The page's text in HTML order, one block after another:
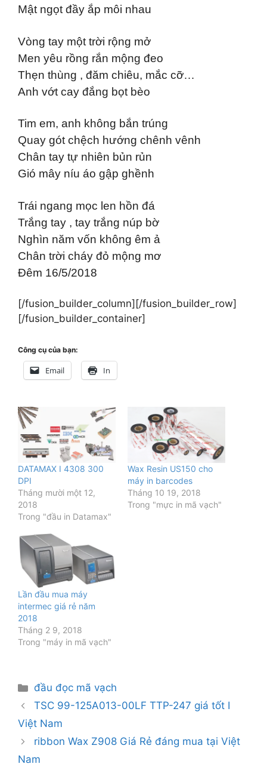
Mật ngọt đầy ắp môi nhau
Vòng tay một trời rộng mở
Men yêu rồng rắn mộng đeo
Thẹn thùng , đăm chiêu, mắc cỡ…
Anh vớt cay đắng bọt bèo
Tim em, anh không bắn trúng
Quay gót chệch hướng chênh vênh
Chân tay tự nhiên bủn rủn
Gió mây níu áo gập ghềnh
Trái ngang mọc len hồn đá
Trắng tay , tay trắng núp bờ
Nghìn năm vốn không êm ả
Chân trời cháy đỏ mộng mơ
Đêm 16/5/2018
[/fusion_builder_column][/fusion_builder_row]
[/fusion_builder_container]
Công cụ của bạn:
Email In
DATAMAX I 4308 300
DPI
Tháng mười một 12,
2018
Trong "đầu in Datamax"
Wax Resin US150 cho
máy in barcodes
Tháng 10 19, 2018
Trong "mực in mã vạch"
Lần đầu mua máy
intermec giá rẻ năm
2018
Tháng 2 9, 2018
Trong "máy in mã vạch"
Danh
mục
đầu đọc mã vạch
TSC 99-125A013-00LF TTP-247 giá tốt I
Việt Nam
ribbon Wax Z908 Giá Rẻ đáng mua tại Việt
Nam